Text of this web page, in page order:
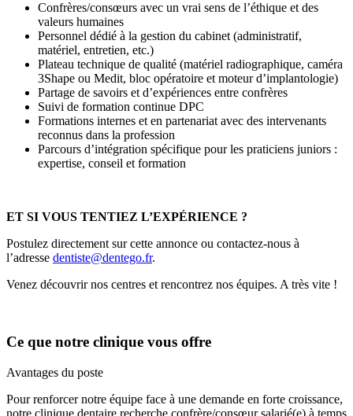
Confrères/consœurs avec un vrai sens de l’éthique et des
valeurs humaines
Personnel dédié à la gestion du cabinet (administratif,
matériel, entretien, etc.)
Plateau technique de qualité (matériel radiographique, caméra
3Shape ou Medit, bloc opératoire et moteur d’implantologie)
Partage de savoirs et d’expériences entre confrères
Suivi de formation continue DPC
Formations internes et en partenariat avec des intervenants
reconnus dans la profession
Parcours d’intégration spécifique pour les praticiens juniors :
expertise, conseil et formation
ET SI VOUS TENTIEZ L’EXPÉRIENCE ?
Postulez directement sur cette annonce ou contactez-nous à
l’adresse dentiste@dentego.fr.
Venez découvrir nos centres et rencontrez nos équipes. A très vite !
Ce que notre clinique vous offre
Avantages du poste
Pour renforcer notre équipe face à une demande en forte croissance,
notre clinique dentaire recherche confrère/consœur salarié(e) à temps